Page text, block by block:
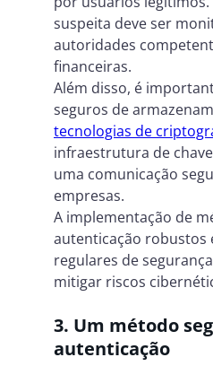
suspeita deve ser
autoridades
financeiras.
Além disso, é
seguros de
tecnologias de
infraestrutura de
uma comunicação
empresas.
A implementação de
autenticação robustos
regulares de
mitigar riscos
3. Um método
autenticação